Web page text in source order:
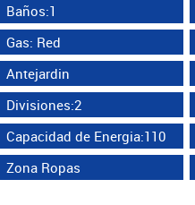
Baños:1
Gas: Red
Antejardin
Divisiones:2
Capacidad de Energia:110
Zona Ropas